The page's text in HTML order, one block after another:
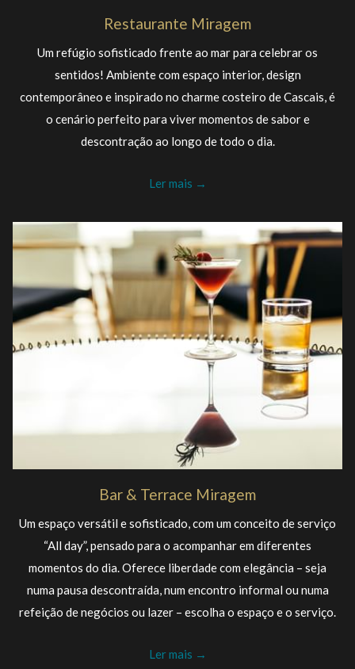
Restaurante Miragem
Um refúgio sofisticado frente ao mar para celebrar os
sentidos! Ambiente com espaço interior, design
contemporâneo e inspirado no charme costeiro de Cascais, é
o cenário perfeito para viver momentos de sabor e
descontração ao longo de todo o dia.
Ler mais
Bar & Terrace Miragem
Um espaço versátil e sofisticado, com um conceito de serviço
“All day”, pensado para o acompanhar em diferentes
momentos do dia. Oferece liberdade com elegância – seja
numa pausa descontraída, num encontro informal ou numa
refeição de negócios ou lazer – escolha o espaço e o serviço.
Ler mais